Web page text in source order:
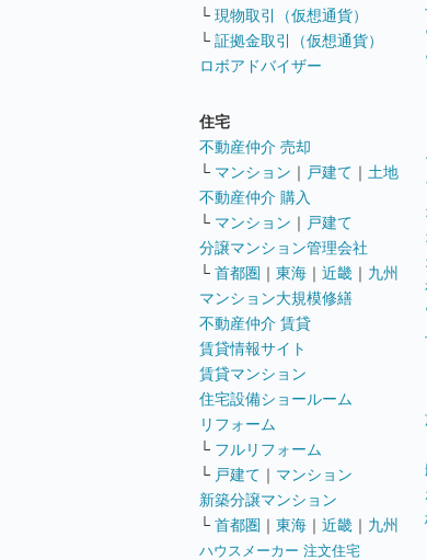
└ 現物取引（仮想通貨）
└ 証拠金取引（仮想通貨）
ロボアドバイザー
住宅
不動産仲介 売却
└ マンション ｜ 戸建て ｜ 土地
不動産仲介 購入
└ マンション ｜ 戸建て
分譲マンション管理会社
└ 首都圏 ｜ 東海 ｜ 近畿 ｜ 九州
マンション大規模修繕
不動産仲介 賃貸
賃貸情報サイト
賃貸マンション
住宅設備ショールーム
リフォーム
└ フルリフォーム
└ 戸建て ｜ マンション
新築分譲マンション
└ 首都圏 ｜ 東海 ｜ 近畿 ｜ 九州
ハウスメーカー 注文住宅